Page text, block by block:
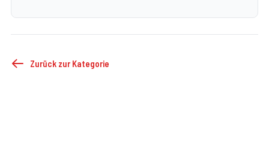
Zurück zur Kategorie